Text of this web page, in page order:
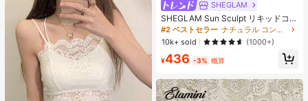
SHEGLAM
SHEGLAM Sun Sculpt リキッドコン
ター-Soft Tan ノーズシャドウ シェ
ーディング 女性と女の子のためのブ
ランドビューティーコスメメイクア
ップ
#2 ベストセラー
ナチュラル コントゥア＆ブロンザー
10k+ sold
(1000+)
¥436 -3% 概算